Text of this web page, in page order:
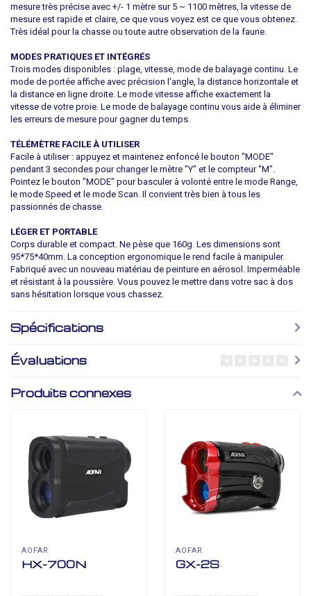
mesure très précise avec +/- 1 mètre sur 5 ~ 1100 mètres, la vitesse de
mesure est rapide et claire, ce que vous voyez est ce que vous obtenez.
Très idéal pour la chasse ou toute autre observation de la faune.
MODES PRATIQUES ET INTÉGRÉS
Trois modes disponibles : plage, vitesse, mode de balayage continu. Le
mode de portée affiche avec précision l'angle, la distance horizontale et
la distance en ligne droite. Le mode vitesse affiche exactement la
vitesse de votre proie. Le mode de balayage continu vous aide à éliminer
les erreurs de mesure pour gagner du temps.
TÉLÉMÈTRE FACILE À UTILISER
Facile à utiliser : appuyez et maintenez enfoncé le bouton "MODE"
pendant 3 secondes pour changer le mètre "Y" et le compteur "M".
Pointez le bouton "MODE" pour basculer à volonté entre le mode Range,
le mode Speed ​​et le mode Scan. Il convient très bien à tous les
passionnés de chasse.
LÉGER ET PORTABLE
Corps durable et compact. Ne pèse que 160g. Les dimensions sont
95*75*40mm. La conception ergonomique le rend facile à manipuler.
Fabriqué avec un nouveau matériau de peinture en aérosol. Imperméable
et résistant à la poussière. Vous pouvez le mettre dans votre sac à dos
sans hésitation lorsque vous chassez.
Spécifications
Évaluations
Produits connexes
AOFAR
HX-700N
AOFAR
GX-2S